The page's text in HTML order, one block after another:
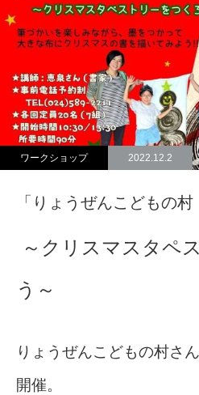
ワークショップ 2022.12.2
「りょうぜんこどもの
～クリスマスタペ
う～
りょうぜんこどもの村さ
開催。